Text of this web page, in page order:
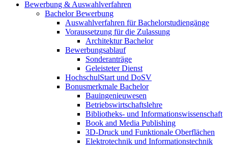
Bewerbung & Auswahlverfahren
Bachelor Bewerbung
Auswahlverfahren für Bachelorstudiengänge
Voraussetzung für die Zulassung
Architektur Bachelor
Bewerbungsablauf
Sonderanträge
Geleisteter Dienst
HochschulStart und DoSV
Bonusmerkmale Bachelor
Bauingenieuwesen
Betriebswirtschaftslehre
Bibliotheks- und Informationswissenschaft
Book and Media Publishing
3D-Druck und Funktionale Oberflächen
Elektrotechnik und Informationstechnik